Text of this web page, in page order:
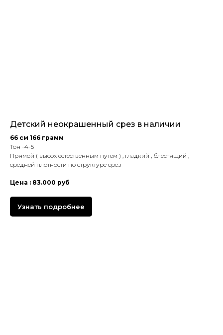
Детский неокрашенный срез в наличии
66 см 166 грамм
Тон -4-5
Прямой ( высох естественным путем ) , гладкий , блестящий ,
средней плотности по структуре срез
Цена : 83.000 руб
Узнать подробнее